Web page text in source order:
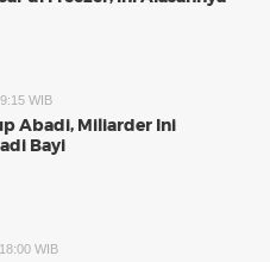
WIB
Abadi, Miliarder Ini
Bayi
WIB